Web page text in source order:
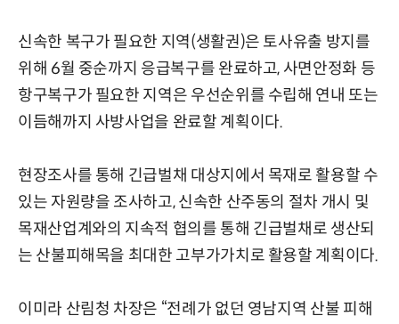
신속한 복구가 필요한 지역(생활권)은 토사유출 방지를
위해 6월 중순까지 응급복구를 완료하고, 사면안정화 등
항구복구가 필요한 지역은 우선순위를 수립해 연내 또는
이듬해까지 사방사업을 완료할 계획이다.
현장조사를 통해 긴급벌채 대상지에서 목재로 활용할 수
있는 자원량을 조사하고, 신속한 산주동의 절차 개시 및
목재산업계와의 지속적 협의를 통해 긴급벌채로 생산되
는 산불피해목을 최대한 고부가가치로 활용할 계획이다.
이미라 산림청 차장은 “전례가 없던 영남지역 산불 피해